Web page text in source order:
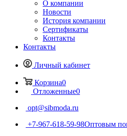
О компании
Новости
История компании
Сертификаты
Контакты
Контакты
Личный кабинет
Корзина0
Отложенные0
opt@sibmoda.ru
+7-967-618-59-98Оптовым